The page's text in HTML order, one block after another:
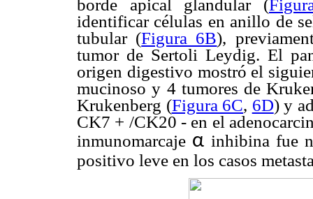
borde apical glandular (
identificar células en anillo de
tubular (Figura 6B),
tumor de Sertoli Leydig. El
origen digestivo mostró el
mucinoso y 4 tumores de
Krukenberg (Figura 6C, 6D) y
CK7 + /CK20 - en el
inmunomarcaje α inhibina fue
positivo leve en los casos